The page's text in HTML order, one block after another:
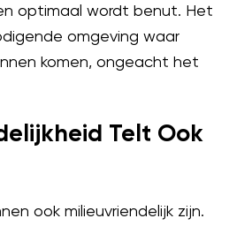
optimaal wordt benut. Het
omgeving waar
komen, ongeacht het
Telt Ook
ook milieuvriendelijk zijn.